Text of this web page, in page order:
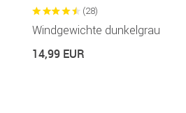
(28)
Windgewichte dunkelgrau
14,99 EUR